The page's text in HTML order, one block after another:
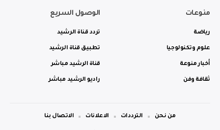
منوعات
رياضة
علوم وتكنولوجيا
أخبار منوعة
ثقافة وفن
الوصول السريع
تردد قناة الرشيد
تطبيق قناة الرشيد
قناة الرشيد مباشر
راديو الرشيد مباشر
من نحن الترددات الاعلانات الاتصال بنا